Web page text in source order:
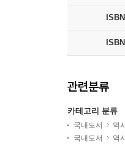
관련분류
카테고리 분류
국내도서 역
국내도서
역